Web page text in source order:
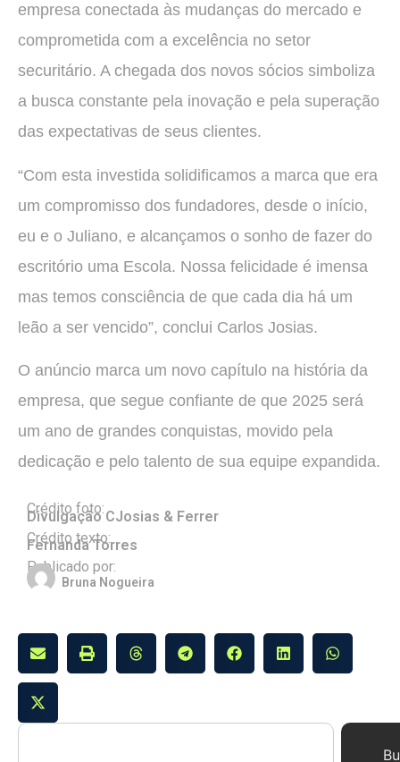
empresa conectada às mudanças do mercado e
comprometida com a excelência no setor
securitário. A chegada dos novos sócios simboliza
a busca constante pela inovação e pela superação
das expectativas de seus clientes.
“Com esta investida solidificamos a marca que era
um compromisso dos fundadores, desde o início,
eu e o Juliano, e alcançamos o sonho de fazer do
escritório uma Escola. Nossa felicidade é imensa
mas temos consciência de que cada dia há um
leão a ser vencido”, conclui Carlos Josias.
O anúncio marca um novo capítulo na história da
empresa, que segue confiante de que 2025 será
um ano de grandes conquistas, movido pela
dedicação e pelo talento de sua equipe expandida.
Crédito foto:
Divulgação CJosias & Ferrer
Crédito texto:
Fernanda Torres
Publicado por:
Bruna Nogueira